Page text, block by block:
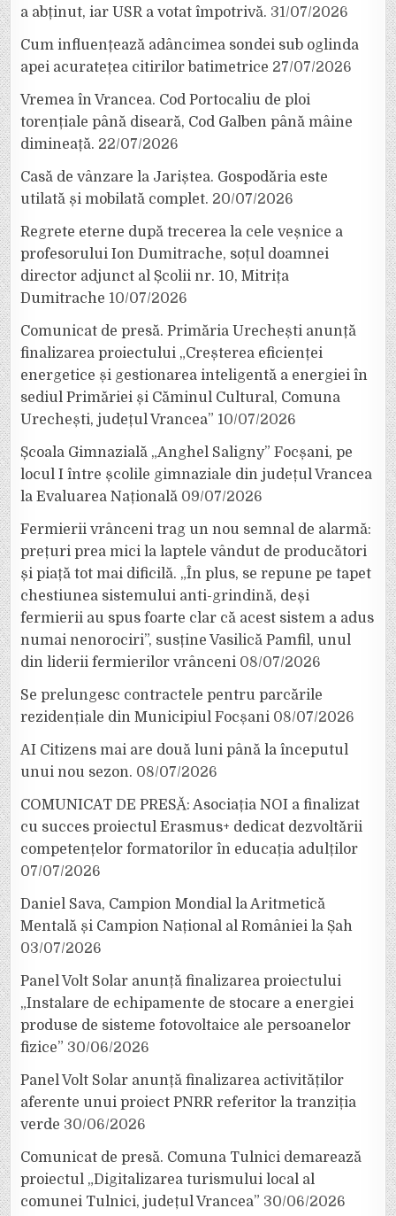
a abținut, iar USR a votat împotrivă. 31/07/2026
Cum influențează adâncimea sondei sub oglinda
apei acuratețea citirilor batimetrice 27/07/2026
Vremea în Vrancea. Cod Portocaliu de ploi
torențiale până diseară, Cod Galben până mâine
dimineață. 22/07/2026
Casă de vânzare la Jariștea. Gospodăria este
utilată și mobilată complet. 20/07/2026
Regrete eterne după trecerea la cele veșnice a
profesorului Ion Dumitrache, soțul doamnei
director adjunct al Școlii nr. 10, Mitrița
Dumitrache 10/07/2026
Comunicat de presă. Primăria Urechești anunță
finalizarea proiectului „Creșterea eficienței
energetice și gestionarea inteligentă a energiei în
sediul Primăriei și Căminul Cultural, Comuna
Urechești, județul Vrancea” 10/07/2026
Școala Gimnazială „Anghel Saligny” Focșani, pe
locul I între școlile gimnaziale din județul Vrancea
la Evaluarea Națională 09/07/2026
Fermierii vrânceni trag un nou semnal de alarmă:
prețuri prea mici la laptele vândut de producători
și piață tot mai dificilă. „În plus, se repune pe tapet
chestiunea sistemului anti-grindină, deși
fermierii au spus foarte clar că acest sistem a adus
numai nenorociri”, susține Vasilică Pamfil, unul
din liderii fermierilor vrânceni 08/07/2026
Se prelungesc contractele pentru parcările
rezidențiale din Municipiul Focșani 08/07/2026
AI Citizens mai are două luni până la începutul
unui nou sezon. 08/07/2026
COMUNICAT DE PRESĂ: Asociația NOI a finalizat
cu succes proiectul Erasmus+ dedicat dezvoltării
competențelor formatorilor în educația adulților
07/07/2026
Daniel Sava, Campion Mondial la Aritmetică
Mentală și Campion Național al României la Șah
03/07/2026
Panel Volt Solar anunță finalizarea proiectului
„Instalare de echipamente de stocare a energiei
produse de sisteme fotovoltaice ale persoanelor
fizice” 30/06/2026
Panel Volt Solar anunță finalizarea activităților
aferente unui proiect PNRR referitor la tranziția
verde 30/06/2026
Comunicat de presă. Comuna Tulnici demarează
proiectul „Digitalizarea turismului local al
comunei Tulnici, județul Vrancea” 30/06/2026